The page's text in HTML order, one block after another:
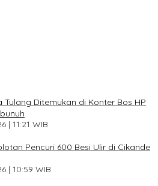
Ditemukan di Konter Bos HP
| 11:21 WIB
Pencuri 600 Besi Ulir di Cikande
| 10:59 WIB